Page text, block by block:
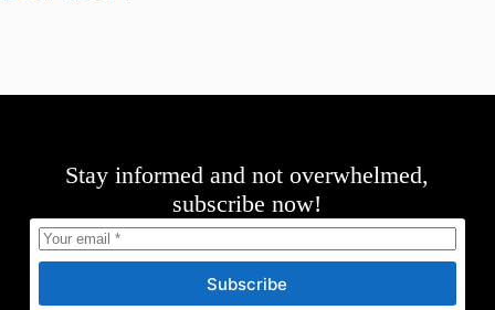
Stay informed and not overwhelmed,
subscribe now!
Subscribe